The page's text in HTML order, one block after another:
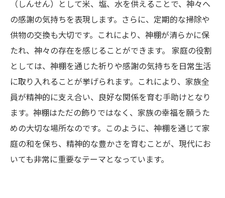
（しんせん）として米、塩、水を供えることで、神々へ
の感謝の気持ちを表現します。さらに、定期的な掃除や
供物の交換も大切です。これにより、神棚が清らかに保
たれ、神々の存在を感じることができます。 家庭の役割
としては、神棚を通じた祈りや感謝の気持ちを日常生活
に取り入れることが挙げられます。これにより、家族全
員が精神的に支え合い、良好な関係を育む手助けとなり
ます。神棚はただの飾りではなく、家族の幸福を願うた
めの大切な場所なのです。このように、神棚を通じて家
庭の和を保ち、精神的な豊かさを育むことが、現代にお
いても非常に重要なテーマとなっています。